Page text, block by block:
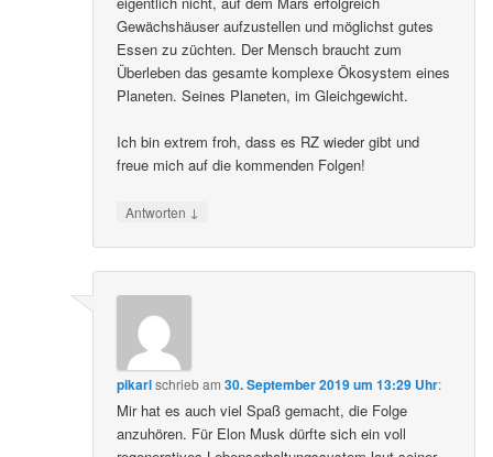
Gewächshäuser aufzustellen und möglichst gutes
Essen zu züchten. Der Mensch braucht zum
Überleben das gesamte komplexe Ökosystem eines
Planeten. Seines Planeten, im Gleichgewicht.
Ich bin extrem froh, dass es RZ wieder gibt und
freue mich auf die kommenden Folgen!
Antworten ↓
pikarlschriebam30. September 2019 um 13:29 Uhr:
Mir hat es auch viel Spaß gemacht, die Folge
anzuhören. Für Elon Musk dürfte sich ein voll